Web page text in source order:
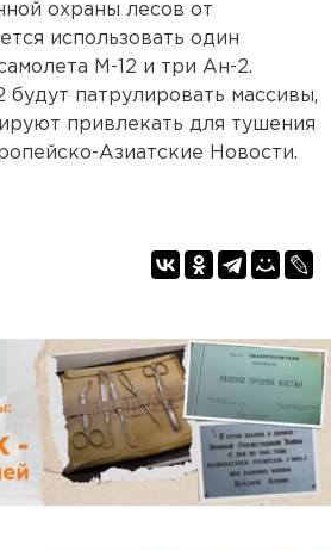
охраны лесов от
использовать один
М-12 и три Ан-2.
патрулировать массивы,
привлекать для тушения
Азиатские Новости.